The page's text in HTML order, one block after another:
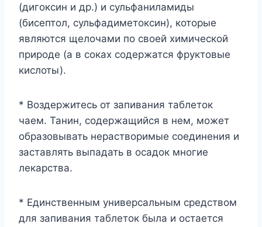
(дигоксин и др.) и сульфаниламиды
(бисептол, сульфадиметоксин), которые
являются щелочами по своей химической
природе (а в соках содержатся фруктовые
кислоты).
* Воздержитесь от запивания таблеток
чаем. Танин, содержащийся в нем, может
образовывать нерастворимые соединения и
заставлять выпадать в осадок многие
лекарства.
* Единственным универсальным средством
для запивания таблеток была и остается